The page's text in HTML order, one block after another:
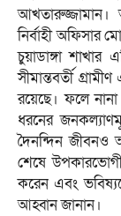
আখতারুজ্জামান।
নির্বাহী অফিসার
চুয়াডাঙ্গা
সীমান্তবর্তী
রয়েছে। ফলে
ধরনের
দৈনন্দিন জীবনও
শেষে
করেন এবং
আহ্বান জানান।